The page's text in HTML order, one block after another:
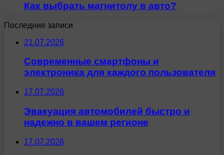
Как выбрать магнитолу в авто?
Последние записи
21.07.2026
Современные смартфоны и
электроника для каждого пользователя
17.07.2026
Эвакуация автомобилей быстро и
надежно в вашем регионе
17.07.2026